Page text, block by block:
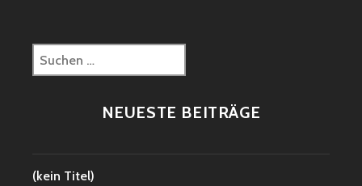
Suchen
nach:
NEUESTE BEITRÄGE
(kein Titel)